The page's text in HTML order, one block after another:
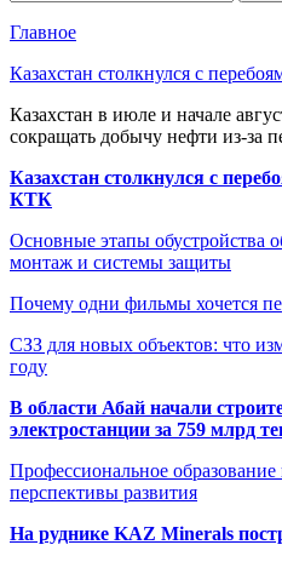
Главное
Казахстан столкнулся с
Казахстан в июле и начале
сокращать добычу нефти из-за
Казахстан столкнулся с
КТК
Основные этапы обустройства
монтаж и системы защиты
Почему одни фильмы хочется
СЗЗ для новых объектов: что
году
В области Абай начали
электростанции за 759 млрд
Профессиональное
перспективы развития
На руднике KAZ Minerals